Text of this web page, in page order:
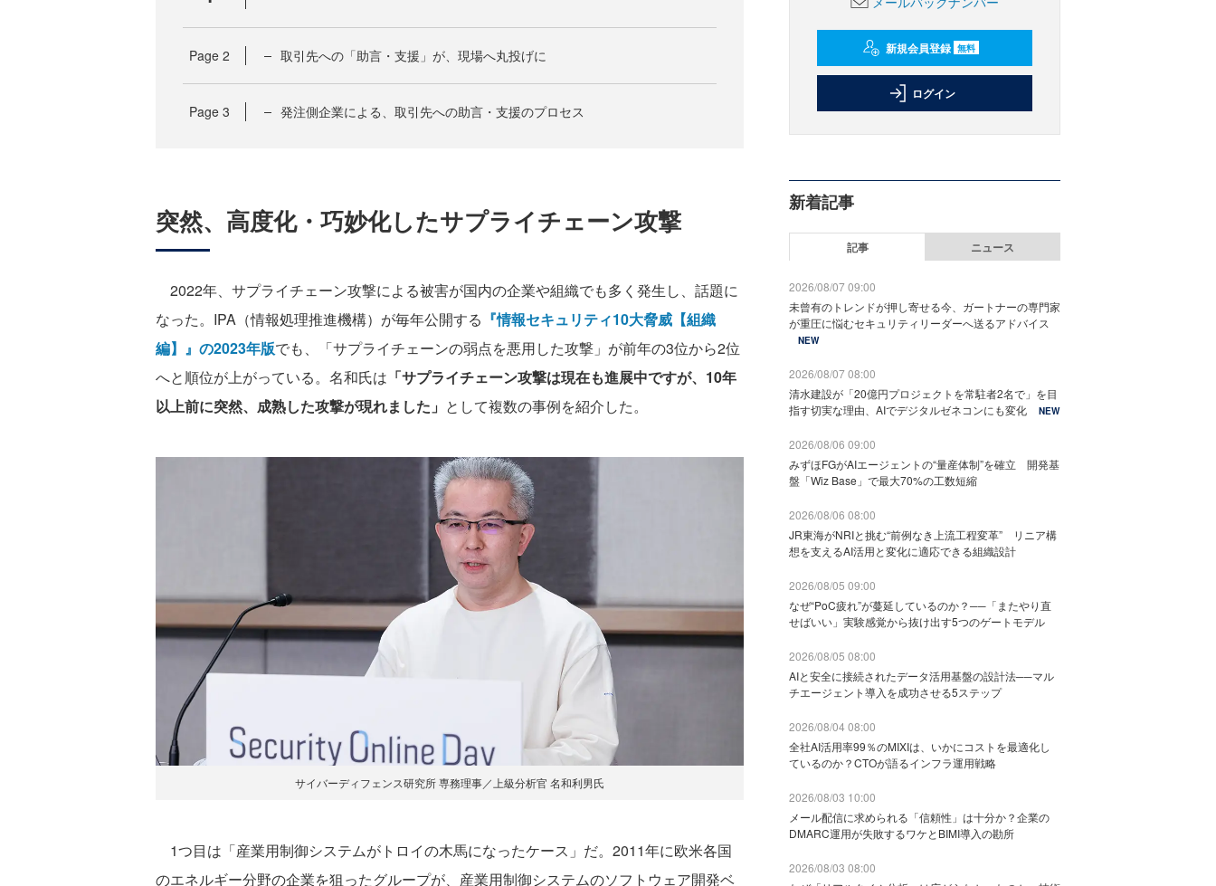
Page 2 取引先への「助言・支援」が、現場へ丸投げに
Page 3 発注側企業による、取引先への助言・支援のプロセス
突然、高度化・巧妙化したサプライチェーン攻撃
2022年、サプライチェーン攻撃による被害が国内の企業や組織でも多く発生し、話題に
なった。IPA（情報処理推進機構）が毎年公開する 『情報セキュリティ10大脅威【組織
編】』の2023年版でも、「サプライチェーンの弱点を悪用した攻撃」が前年の3位から2位
へと順位が上がっている。名和氏は 「サプライチェーン攻撃は現在も進展中ですが、10年
以上前に突然、成熟した攻撃が現れました」 として複数の事例を紹介した。
サイバーディフェンス研究所 専務理事／上級分析官 名和利男氏
1つ目は「産業用制御システムがトロイの木馬になったケース」だ。2011年に欧米各国
のエネルギー分野の企業を狙ったグループが、産業用制御システムのソフトウェア開発ベ
新規会員登録 無料
ログイン
新着記事
記事 ニュース
2026/08/07 09:00
未曾有のトレンドが押し寄せる今、ガートナーの専門家
が重圧に悩むセキュリティリーダーへ送るアドバイス
NEW
2026/08/07 08:00
清水建設が「20億円プロジェクトを常駐者2名で」を目
指す切実な理由、AIでデジタルゼネコンにも変化
NEW
2026/08/06 09:00
みずほFGがAIエージェントの“量産体制”を確立 開発基
盤「Wiz Base」で最大70%の工数短縮
2026/08/06 08:00
JR東海がNRIと挑む“前例なき上流工程変革” リニア構
想を支えるAI活用と変化に適応できる組織設計
2026/08/05 09:00
なぜ“PoC疲れ”が蔓延しているのか？──「またやり直
せばいい」実験感覚から抜け出す5つのゲートモデル
2026/08/05 08:00
AIと安全に接続されたデータ活用基盤の設計法──マル
チエージェント導入を成功させる5ステップ
2026/08/04 08:00
全社AI活用率99％のMIXIは、いかにコストを最適化し
ているのか？CTOが語るインフラ運用戦略
2026/08/03 10:00
メール配信に求められる「信頼性」は十分か？企業の
DMARC運用が失敗するワケとBIMI導入の勘所
2026/08/03 08:00